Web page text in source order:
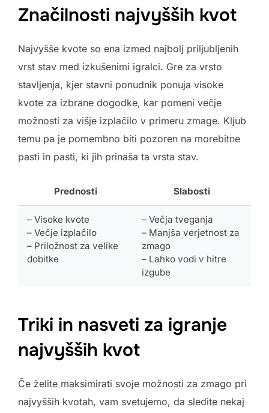
Značilnosti najvyšših kvot
Najvyšše kvote so ena izmed najbolj priljubljenih
vrst stav med izkušenimi igralci. Gre za vrsto
stavljenja, kjer stavni ponudnik ponuja visoke
kvote za izbrane dogodke, kar pomeni večje
možnosti za višje izplačilo v primeru zmage. Kljub
temu pa je pomembno biti pozoren na morebitne
pasti in pasti, ki jih prinaša ta vrsta stav.
Prednosti Slabosti
– Visoke kvote
– Večje izplačilo
– Priložnost za velike
dobitke
– Večja tveganja
– Manjša verjetnost za
zmago
– Lahko vodi v hitre
izgube
Triki in nasveti za igranje
najvyšših kvot
Če želite maksimirati svoje možnosti za zmago pri
najvyšših kvotah, vam svetujemo, da sledite nekaj